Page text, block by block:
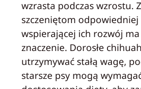
wzrasta podczas wzrostu.
szczeniętom
wspierającej ich rozwój
znaczenie. Dorosłe
utrzymywać stałą wagę,
starsze psy mogą